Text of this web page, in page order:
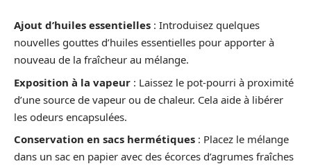
Ajout d’huiles essentielles : Introduisez quelques
nouvelles gouttes d’huiles essentielles pour apporter à
nouveau de la fraîcheur au mélange.
Exposition à la vapeur : Laissez le pot-pourri à proximité
d’une source de vapeur ou de chaleur. Cela aide à libérer
les odeurs encapsulées.
Conservation en sacs hermétiques : Placez le mélange
dans un sac en papier avec des écorces d’agrumes fraîches